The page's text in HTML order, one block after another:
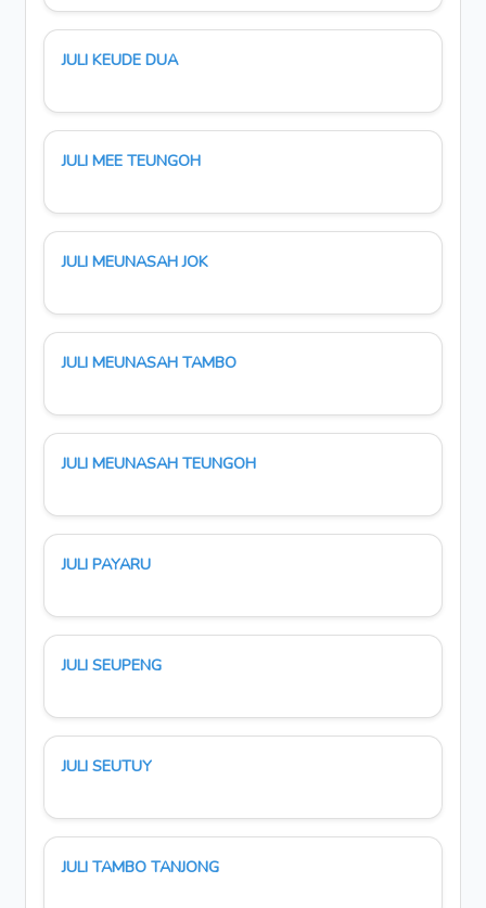
JULI KEUDE DUA
JULI MEE TEUNGOH
JULI MEUNASAH JOK
JULI MEUNASAH TAMBO
JULI MEUNASAH TEUNGOH
JULI PAYARU
JULI SEUPENG
JULI SEUTUY
JULI TAMBO TANJONG